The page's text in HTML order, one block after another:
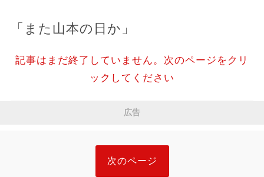
「また山本の日か」
記事はまだ終了していません。次のページをクリ
ックしてください
広告
次のページ